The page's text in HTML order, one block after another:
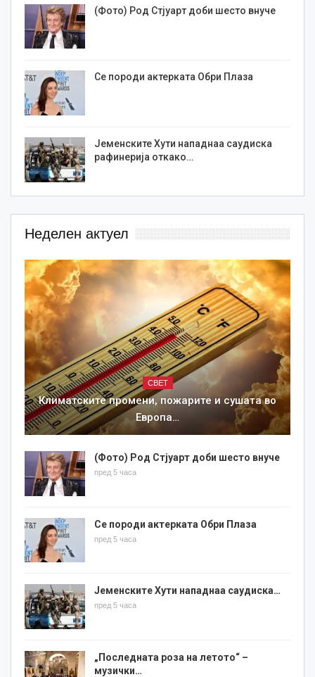
(Фото) Род Стјуарт доби шесто внуче
Се породи актерката Обри Плаза
Јеменските Хути нападнаа саудиска
рафинерија откако…
Неделен актуел
СВЕТ
Климатските промени, пожарите и сушата во
Европа…
(Фото) Род Стјуарт доби шесто внуче
пред 5 часа
Се породи актерката Обри Плаза
пред 5 часа
Јеменските Хути нападнаа саудиска…
пред 5 часа
„Последната роза на летото“ –
музички…